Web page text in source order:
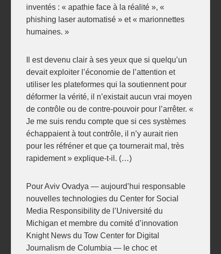
inventés : « apathie face à la réalité », «
phishing laser automatisé » et « marionnettes
humaines. »
Il est devenu clair à ses yeux que si quelqu’un
devait exploiter l’économie de l’attention et
utiliser les plateformes qui la soutiennent pour
déformer la vérité, il n’existait aucun vrai moyen
de contrôle ou de contre-pouvoir pour l’arrêter. «
Je me suis rendu compte que si ces systèmes
échappaient à tout contrôle, il n’y aurait rien
pour les réfréner et que ça tournerait mal, très
rapidement » explique-t-il. (…)
Pour Aviv Ovadya — aujourd’hui responsable
nouvelles technologies du Center for Social
Media Responsibility de l’Université du
Michigan et membre du comité d’innovation
Knight News du Tow Center for Digital
Journalism de Columbia — le choc et